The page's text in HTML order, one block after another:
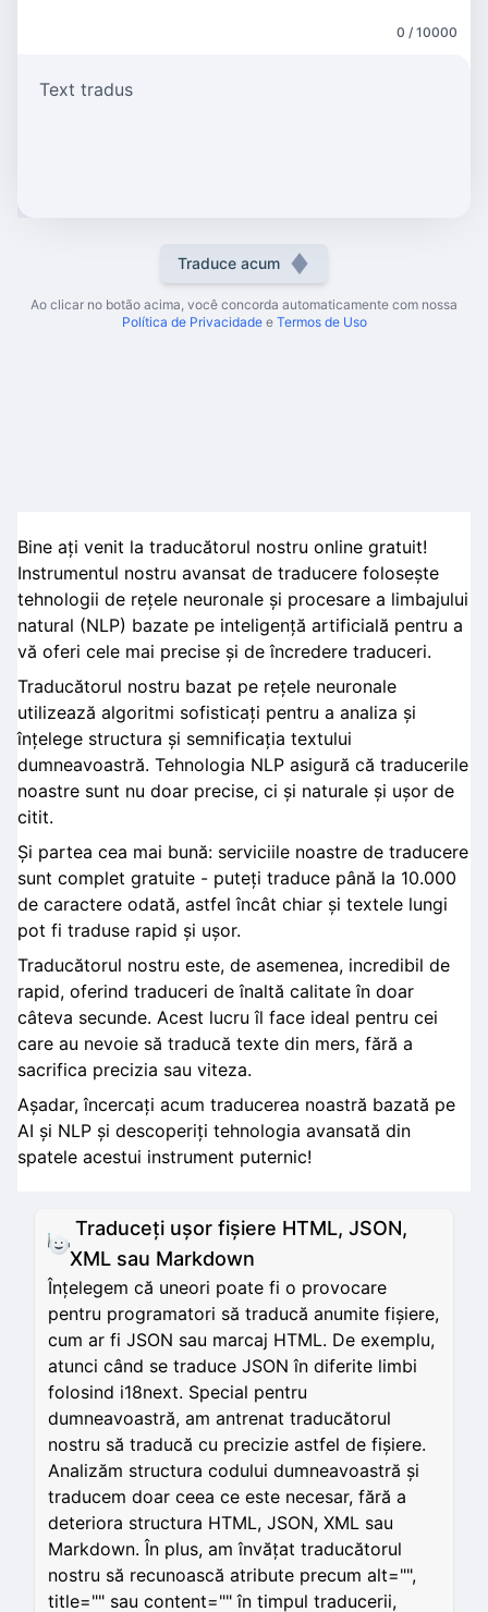
0 / 10000
Text tradus
Traduce acum
Ao clicar no botão acima, você concorda automaticamente com nossa
Política de Privacidade e Termos de Uso
Bine ați venit la traducătorul nostru online gratuit!
Instrumentul nostru avansat de traducere folosește
tehnologii de rețele neuronale și procesare a limbajului
natural (NLP) bazate pe inteligență artificială pentru a
vă oferi cele mai precise și de încredere traduceri.
Traducătorul nostru bazat pe rețele neuronale
utilizează algoritmi sofisticați pentru a analiza și
înțelege structura și semnificația textului
dumneavoastră. Tehnologia NLP asigură că traducerile
noastre sunt nu doar precise, ci și naturale și ușor de
citit.
Și partea cea mai bună: serviciile noastre de traducere
sunt complet gratuite - puteți traduce până la 10.000
de caractere odată, astfel încât chiar și textele lungi
pot fi traduse rapid și ușor.
Traducătorul nostru este, de asemenea, incredibil de
rapid, oferind traduceri de înaltă calitate în doar
câteva secunde. Acest lucru îl face ideal pentru cei
care au nevoie să traducă texte din mers, fără a
sacrifica precizia sau viteza.
Așadar, încercați acum traducerea noastră bazată pe
AI și NLP și descoperiți tehnologia avansată din
spatele acestui instrument puternic!
Traduceți ușor fișiere HTML, JSON,
XML sau Markdown
Înțelegem că uneori poate fi o provocare
pentru programatori să traducă anumite fișiere,
cum ar fi JSON sau marcaj HTML. De exemplu,
atunci când se traduce JSON în diferite limbi
folosind i18next. Special pentru
dumneavoastră, am antrenat traducătorul
nostru să traducă cu precizie astfel de fișiere.
Analizăm structura codului dumneavoastră și
traducem doar ceea ce este necesar, fără a
deteriora structura HTML, JSON, XML sau
Markdown. În plus, am învățat traducătorul
nostru să recunoască atribute precum alt="",
title="" sau content="" în timpul traducerii,